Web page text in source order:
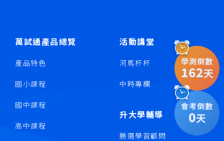
萬試通產品總覽
產品特色
國小課程
國中課程
高中課程
活動講堂
河馬杯杯
中時專欄
升大學輔導
勝選學習顧問
學測倒數
162天
會考倒數
0天